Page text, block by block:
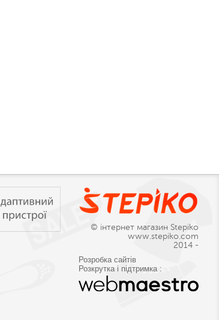
© інтернет магазин Stepiko
www.stepiko.com
2014 -
Розробка сайтів
Розкрутка і підтримка :